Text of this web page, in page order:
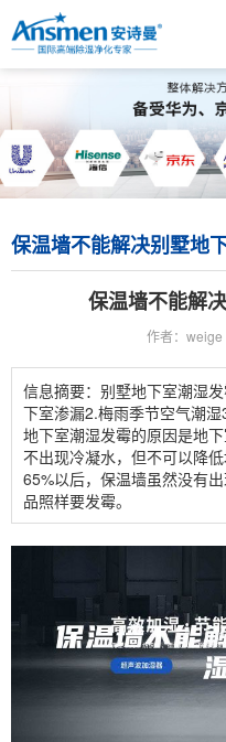
保温墙不能解决别墅地
保温墙不能解
作者：weige
信息摘要：别墅地下室潮湿
下室渗漏2.梅雨季节空气潮
地下室潮湿发霉的原因是地
不出现冷凝水，但不可以降
65%以后，保温墙虽然没有
品照样要发霉。